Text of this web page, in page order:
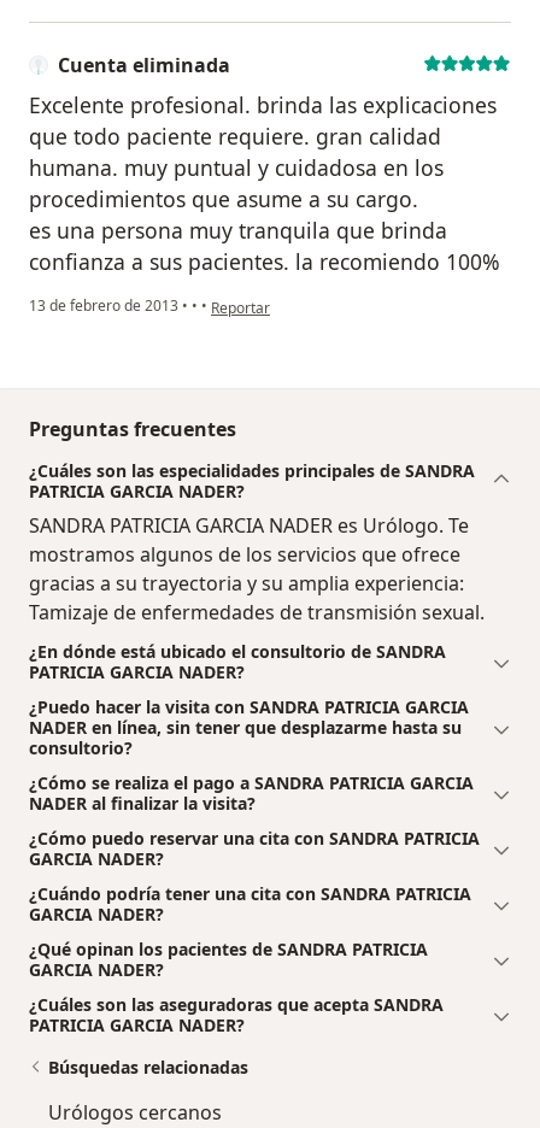
Cuenta eliminada
Excelente profesional. brinda las explicaciones
que todo paciente requiere. gran calidad
humana. muy puntual y cuidadosa en los
procedimientos que asume a su cargo.
es una persona muy tranquila que brinda
confianza a sus pacientes. la recomiendo 100%
13 de febrero de 2013 • • • en opinión del usuario Cuenta eliminada
Reportar
Preguntas frecuentes
¿Cuáles son las especialidades principales de SANDRA
PATRICIA GARCIA NADER?
SANDRA PATRICIA GARCIA NADER es Urólogo. Te
mostramos algunos de los servicios que ofrece
gracias a su trayectoria y su amplia experiencia:
Tamizaje de enfermedades de transmisión sexual.
¿En dónde está ubicado el consultorio de SANDRA
PATRICIA GARCIA NADER?
¿Puedo hacer la visita con SANDRA PATRICIA GARCIA
NADER en línea, sin tener que desplazarme hasta su
consultorio?
¿Cómo se realiza el pago a SANDRA PATRICIA GARCIA
NADER al finalizar la visita?
¿Cómo puedo reservar una cita con SANDRA PATRICIA
GARCIA NADER?
¿Cuándo podría tener una cita con SANDRA PATRICIA
GARCIA NADER?
¿Qué opinan los pacientes de SANDRA PATRICIA
GARCIA NADER?
¿Cuáles son las aseguradoras que acepta SANDRA
PATRICIA GARCIA NADER?
Búsquedas relacionadas
Urólogos cercanos